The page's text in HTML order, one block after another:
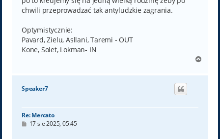
chwili przeprowadzać tak antyludzkie zagrania.
Optymistycznie:
Pavard, Zielu, Asllani, Taremi - OUT
Kone, Solet, Lokman- IN
g
Speaker7
Re: Mercato
P17 sie 2025, 05:45